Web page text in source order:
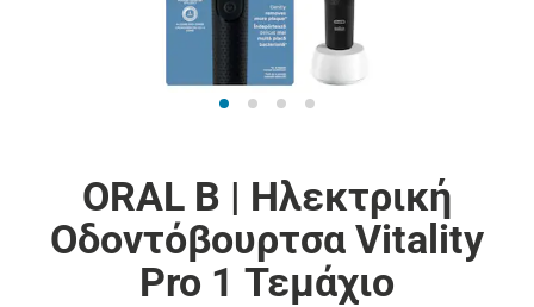
ORAL B | Hλεκτρική
Οδοντόβουρτσα Vitality
Pro 1 Τεμάχιο